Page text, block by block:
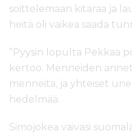
soittelemaan kitaraa ja
heitä oli vaikea saada
”Pyysin lopulta Pekkaa
kertoo. Menneiden
menneitä, ja yhteiset
hedelmää.
Simojokea vaivasi